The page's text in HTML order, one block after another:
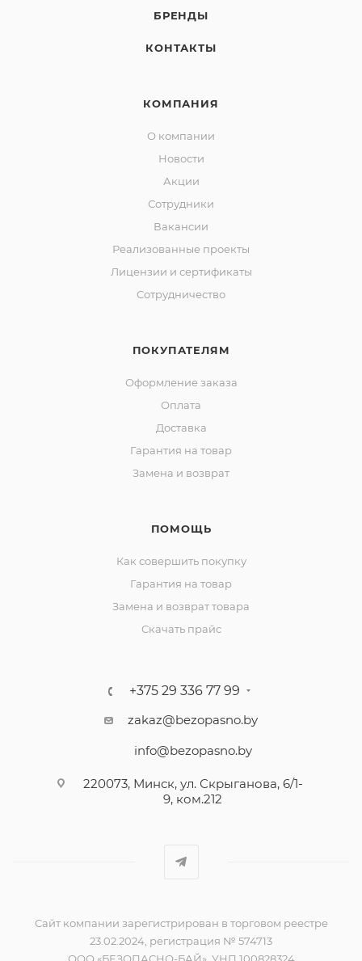
БРЕНДЫ
КОНТАКТЫ
КОМПАНИЯ
О компании
Новости
Акции
Сотрудники
Вакансии
Реализованные проекты
Лицензии и сертификаты
Сотрудничество
ПОКУПАТЕЛЯМ
Оформление заказа
Оплата
Доставка
Гарантия на товар
Замена и возврат
ПОМОЩЬ
Как совершить покупку
Гарантия на товар
Замена и возврат товара
Скачать прайс
+375 29 336 77 99
zakaz@bezopasno.by
info@bezopasno.by
220073, Минск, ул. Скрыганова, 6/1-
9, ком.212
Сайт компании зарегистрирован в торговом реестре
23.02.2024, регистрация № 574713